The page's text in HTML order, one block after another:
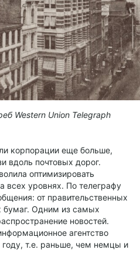
Western Union Telegraph
корпорации еще больше,
вдоль почтовых дорог.
оптимизировать
всех уровнях. По телеграфу
от правительственных
бумаг. Одним из самых
новостей.
агентство
т.е. раньше, чем немцы и